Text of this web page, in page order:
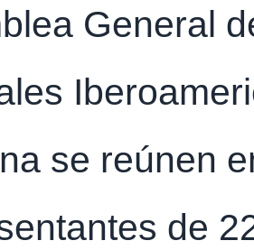
General
se reúnen
de